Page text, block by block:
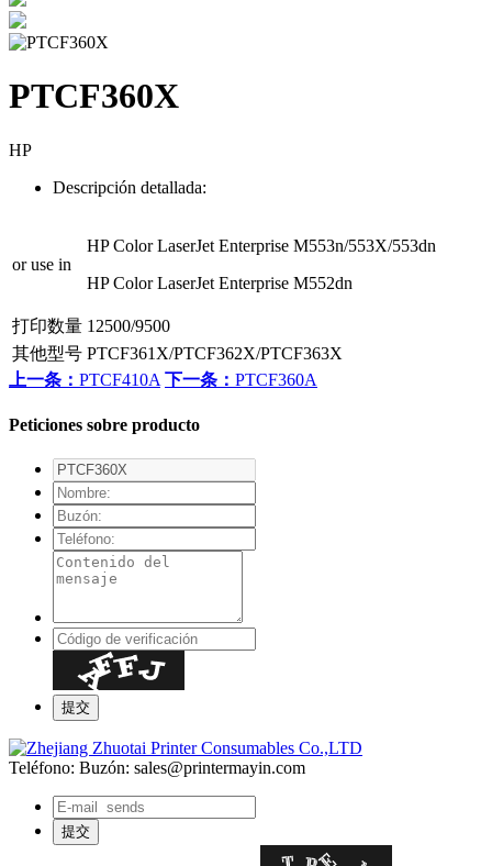
PTCF360X
HP
Descripción detallada:
or use in
HP Color LaserJet Enterprise M553n/553X/553dn
HP Color LaserJet Enterprise M552dn
打印数量 12500/9500
其他型号 PTCF361X/PTCF362X/PTCF363X
上一条： PTCF410A 下一条： PTCF360A
Peticiones sobre producto
Teléfono: Buzón: sales@printermayin.com